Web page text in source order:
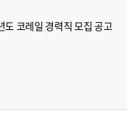
코레일 경력직 모집 공고